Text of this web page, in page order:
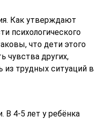
Как утверждают
психологического
что дети этого
чувства других,
из трудных ситуаций в
В 4-5 лет у ребёнка